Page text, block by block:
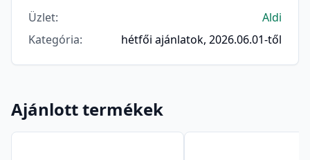
Üzlet:
Aldi
Kategória: hétfői ajánlatok, 2026.06.01-től
Ajánlott termékek